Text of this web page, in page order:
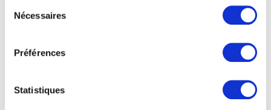
Nécessaires
Préférences
Statistiques